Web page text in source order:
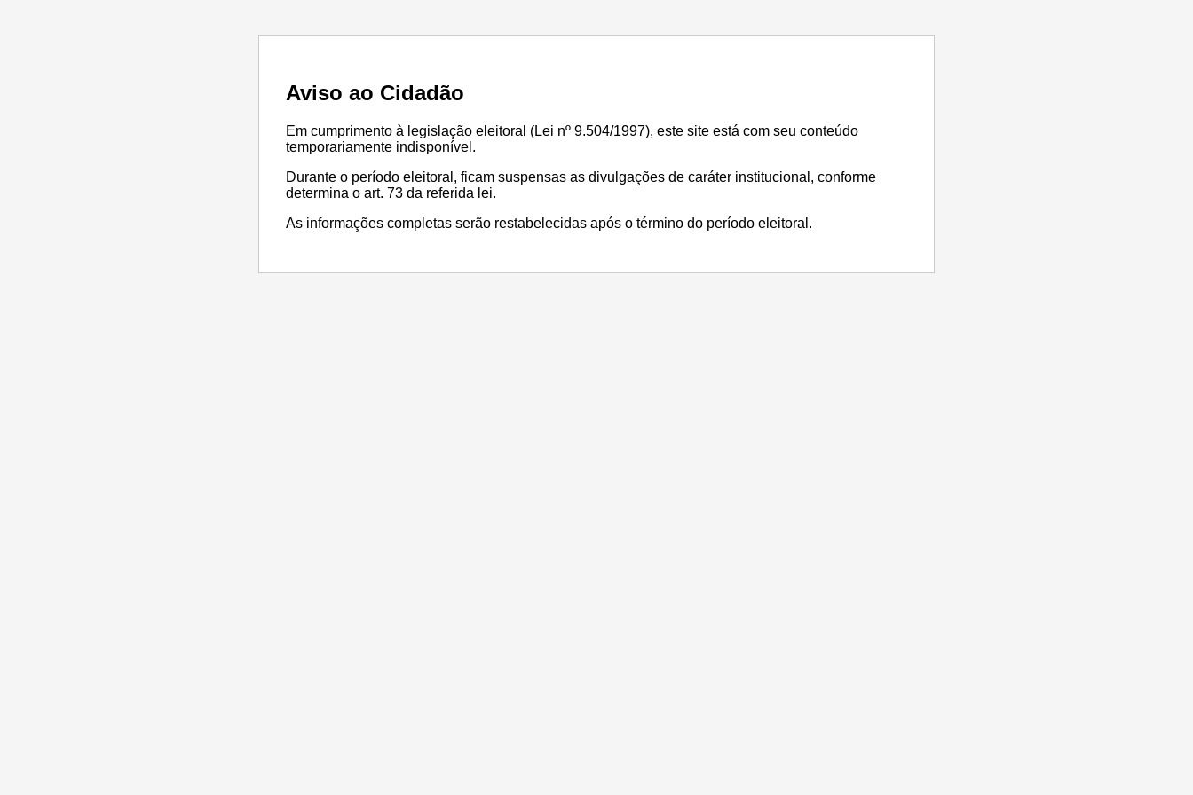
Aviso ao Cidadão
Em cumprimento à legislação eleitoral (Lei nº 9.504/1997), este site está com seu conteúdo
temporariamente indisponível.
Durante o período eleitoral, ficam suspensas as divulgações de caráter institucional, conforme
determina o art. 73 da referida lei.
As informações completas serão restabelecidas após o término do período eleitoral.